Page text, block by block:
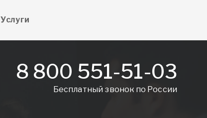
Услуги
8 800 551-51-03
Бесплатный звонок по России